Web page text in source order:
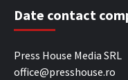
Date contact
Press House Media SRL
office@presshouse.ro